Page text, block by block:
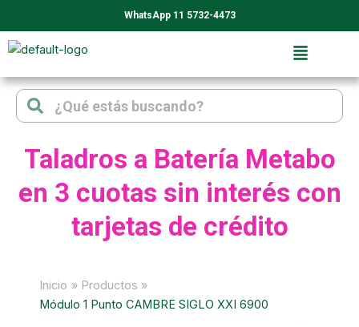
al
contenido
WhatsApp 11 5732-4473
Search Search
Taladros a Batería Metabo
en 3 cuotas sin interés con
tarjetas de crédito
Inicio
Productos
Módulo 1 Punto CAMBRE SIGLO XXI 6900